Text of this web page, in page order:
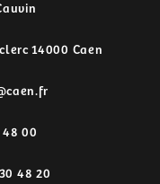
14000 Caen
48 00
48 20